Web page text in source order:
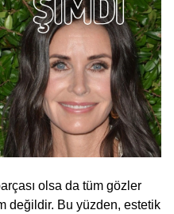
olsa da tüm gözler
değildir. Bu yüzden, estetik